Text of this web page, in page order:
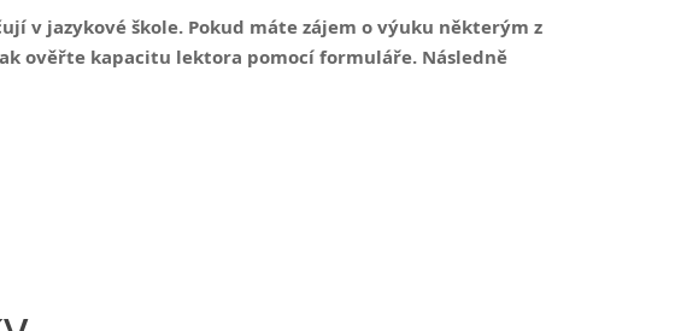
v jazykové škole. Pokud máte zájem o výuku některým z
ověřte kapacitu lektora pomocí formuláře. Následně